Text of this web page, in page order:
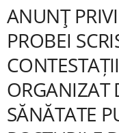
ANUNŢ
PROBEI
ORGANIZAT
SĂNĂTATE